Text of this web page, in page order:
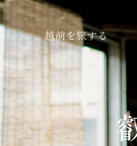
越前を旅する